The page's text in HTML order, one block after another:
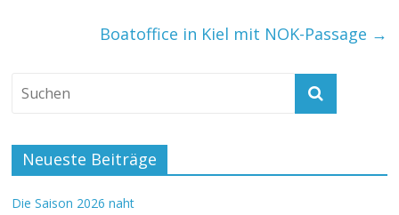
Boatoffice in Kiel mit NOK-Passage →
Neueste Beiträge
Die Saison 2026 naht